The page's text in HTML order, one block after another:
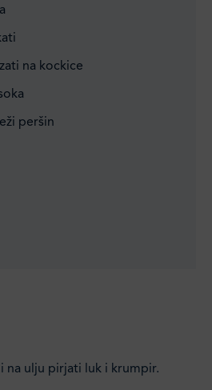
na kockice
peršin
na ulju pirjati luk i krumpir.